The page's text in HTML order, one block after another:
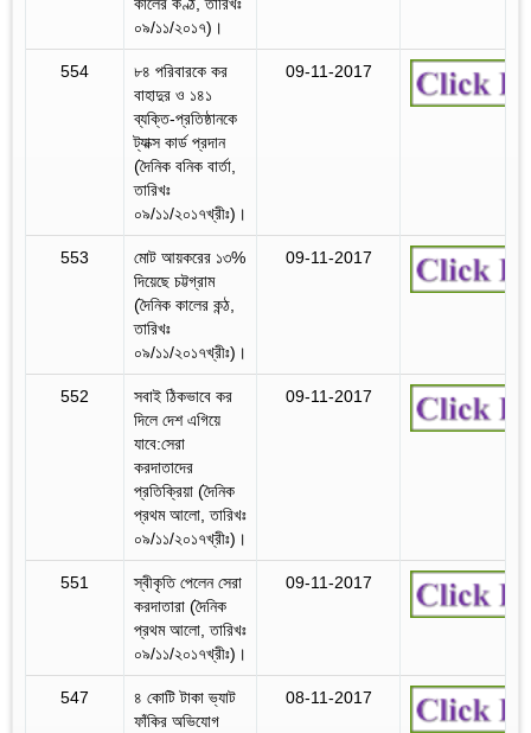
০৯/১১/২০১৭)।
554
৮৪ পরিবারকে কর
বাহাদুর ও ১৪১
ব্যক্তি-প্রতিষ্ঠানকে
ট্যাক্স কার্ড প্রদান
(দৈনিক বনিক বার্তা,
তারিখঃ
০৯/১১/২০১৭খ্রীঃ)।
09-11-2017
553
মোট আয়করের ১৩%
দিয়েছে চট্টগ্রাম
(দৈনিক কালের কন্ঠ,
তারিখঃ
০৯/১১/২০১৭খ্রীঃ)।
09-11-2017
552
সবাই ঠিকভাবে কর
দিলে দেশ এগিয়ে
যাবে:সেরা
করদাতাদের
প্রতিক্রিয়া (দৈনিক
প্রথম আলো, তারিখঃ
০৯/১১/২০১৭খ্রীঃ)।
09-11-2017
551
স্বীকৃতি পেলেন সেরা
করদাতারা (দৈনিক
প্রথম আলো, তারিখঃ
০৯/১১/২০১৭খ্রীঃ)।
09-11-2017
547
৪ কোটি টাকা ভ্যাট
ফাঁকির অভিযোগ
08-11-2017